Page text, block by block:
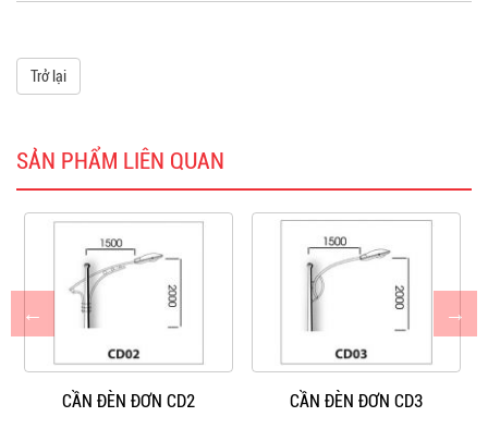
Trở lại
SẢN PHẨM LIÊN QUAN
CẦN ĐÈN ĐƠN CD2 CẦN ĐÈN ĐƠN CD3